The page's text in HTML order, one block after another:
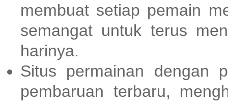
membuat setiap pemain
semangat untuk terus
harinya.
Situs permainan dengan
pembaruan terbaru,